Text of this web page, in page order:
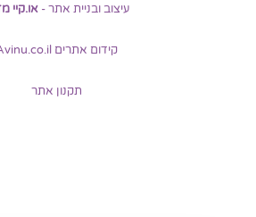
עיצוב ובניית אתר -או.קיי מדיה
קידום אתרים Avinu.co.il
תקנון אתר